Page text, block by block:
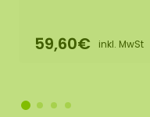
59,60€ inkl. MwSt